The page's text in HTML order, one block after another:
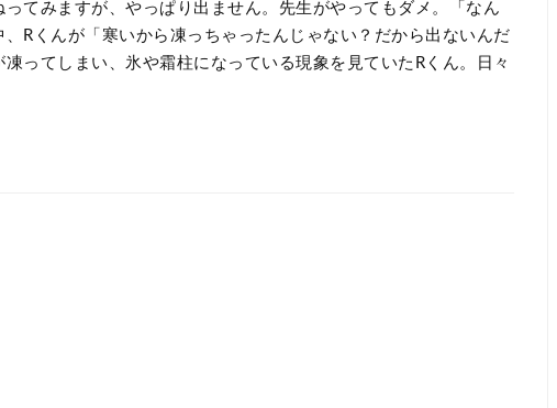
てみますが、やっぱり出ません。先生がやってもダメ。「なん
Rくんが「寒いから凍っちゃったんじゃない？だから出ないんだ
ってしまい、氷や霜柱になっている現象を見ていたRくん。日々